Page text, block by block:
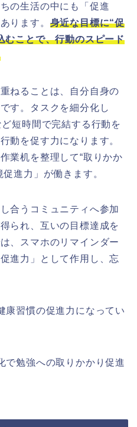
の生活の中にも「促進
ります。 身近な目標に“促
むことで、行動のスピード
ねることは、自分自身の
す。タスクを細分化し
短時間で完結する行動を
動を促す力になります。
業机を整理して“取りかか
進力」が働きます。
合うコミュニティへ参加
られ、互いの目標達成を
、スマホのリマインダー
進力」として作用し、忘
康習慣の促進力になってい
で勉強への取りかかり促進